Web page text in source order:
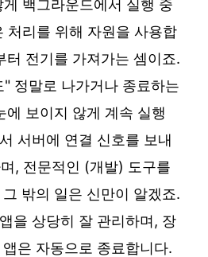
백그라운드에서 실행 중
처리를 위해 자원을 사용합
터 전기를 가져가는 셈이죠.
정말로 나가거나 종료하는
에 보이지 않게 계속 실행
서버에 연결 신호를 보내
, 전문적인 (개발) 도구를
밖의 일은 신만이 알겠죠.
을 상당히 잘 관리하며, 장
은 자동으로 종료합니다.